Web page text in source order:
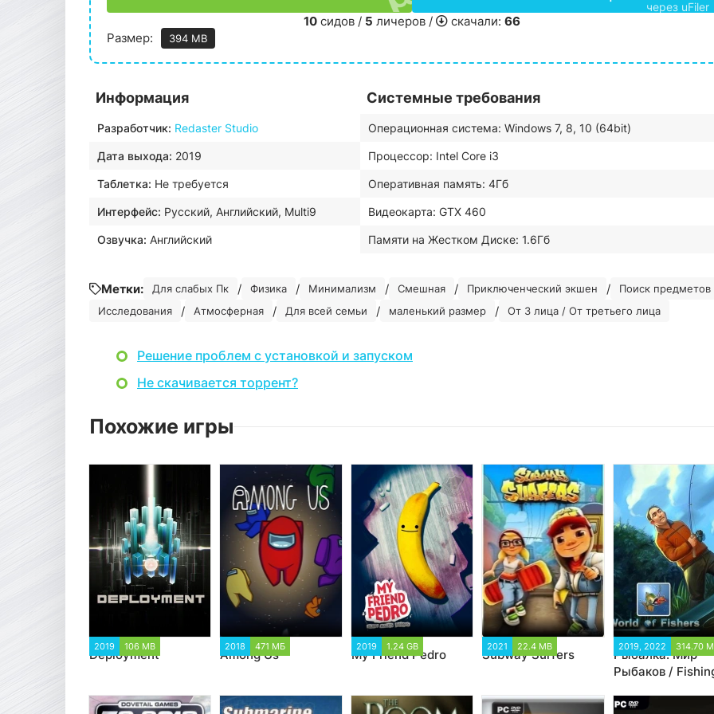
через uFiler
10 сидов / 5 личеров / скачали: 66
Размер:
394 MB
Информация
Разработчик: Redaster Studio
Дата выхода: 2019
Таблетка: Не требуется
Интерфейс: Русский, Английский, Multi9
Озвучка: Английский
Системные требования
Операционная система: Windows 7, 8, 10 (64bit)
Процессор: Intel Core i3
Оперативная память: 4Гб
Видеокарта: GTX 460
Памяти на Жестком Диске: 1.6Гб
Метки: Для слабых Пк / Физика / Минимализм / Смешная / Приключенческий экшен / Поиск предметов
Исследования / Атмосферная / Для всей семьи / маленький размер / От 3 лица / От третьего лица
Решение проблем с установкой и запуском
Не скачивается торрент?
Похожие игры
2019 106 MB
Deployment
2018 471 МБ
Among Us
2019 1.24 GB
My Friend Pedro
2021 22.4 MB
Subway Surfers
2019, 2022 314.70
Рыбалка: Мир
Рыбаков /